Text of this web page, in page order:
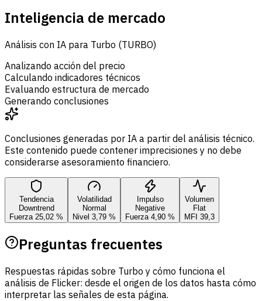
Inteligencia de mercado
Análisis con IA para Turbo (TURBO)
Analizando acción del precio
Calculando indicadores técnicos
Evaluando estructura de mercado
Generando conclusiones
Conclusiones generadas por IA a partir del análisis técnico.
Este contenido puede contener imprecisiones y no debe
considerarse asesoramiento financiero.
Tendencia
Downtrend
Fuerza 25,02 %
Volatilidad
Normal
Nivel 3,79 %
Impulso
Negative
Fuerza 4,90 %
Volumen
Flat
MFI 39,3
Preguntas frecuentes
Respuestas rápidas sobre Turbo y cómo funciona el
análisis de Flicker: desde el origen de los datos hasta cómo
interpretar las señales de esta página.